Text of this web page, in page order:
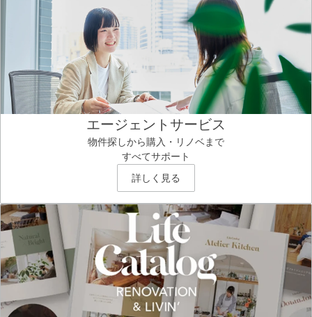
エージェントサービス
物件探しから購入・リノベまで
すべてサポート
詳しく見る